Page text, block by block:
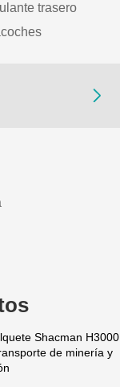
trasero

Shacman H3000
de minería y